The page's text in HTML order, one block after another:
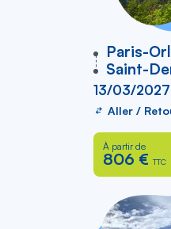
Paris-
vers
Saint-
13/03/
Aller /
À partir de
806 € TTC